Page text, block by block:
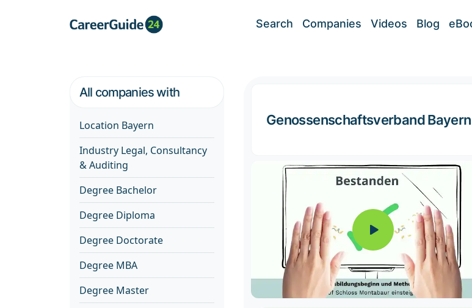
Search Companies Videos Blog
All companies with
Location Bayern
Industry Legal, Consultancy
& Auditing
Degree Bachelor
Degree Diploma
Degree Doctorate
Degree MBA
Degree Master
Genossenschaftsverband Bayern